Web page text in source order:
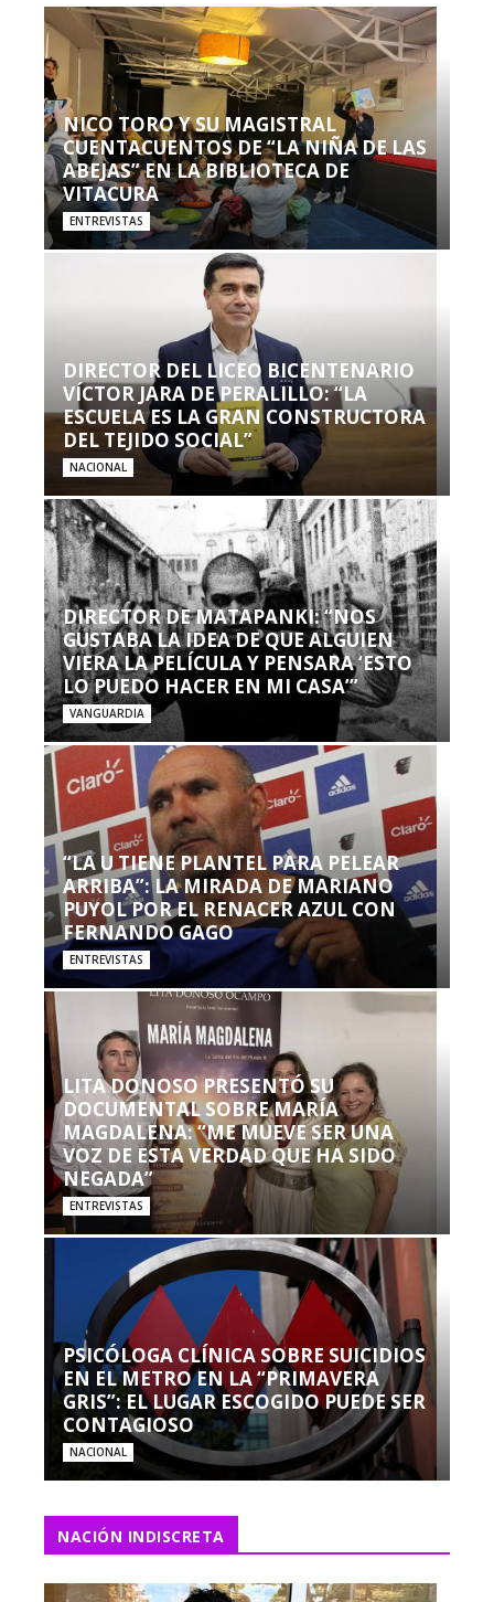
NICO TORO Y SU MAGISTRAL
CUENTACUENTOS DE “LA NIÑA DE LAS
ABEJAS” EN LA BIBLIOTECA DE
VITACURA
ENTREVISTAS
DIRECTOR DEL LICEO BICENTENARIO
VÍCTOR JARA DE PERALILLO: “LA
ESCUELA ES LA GRAN CONSTRUCTORA
DEL TEJIDO SOCIAL”
NACIONAL
DIRECTOR DE MATAPANKI: “NOS
GUSTABA LA IDEA DE QUE ALGUIEN
VIERA LA PELÍCULA Y PENSARA ‘ESTO
LO PUEDO HACER EN MI CASA’”
VANGUARDIA
“LA U TIENE PLANTEL PARA PELEAR
ARRIBA”: LA MIRADA DE MARIANO
PUYOL POR EL RENACER AZUL CON
FERNANDO GAGO
ENTREVISTAS
LITA DONOSO PRESENTÓ SU
DOCUMENTAL SOBRE MARÍA
MAGDALENA: “ME MUEVE SER UNA
VOZ DE ESTA VERDAD QUE HA SIDO
NEGADA”
ENTREVISTAS
PSICÓLOGA CLÍNICA SOBRE SUICIDIOS
EN EL METRO EN LA “PRIMAVERA
GRIS”: EL LUGAR ESCOGIDO PUEDE SER
CONTAGIOSO
NACIONAL
NACIÓN INDISCRETA